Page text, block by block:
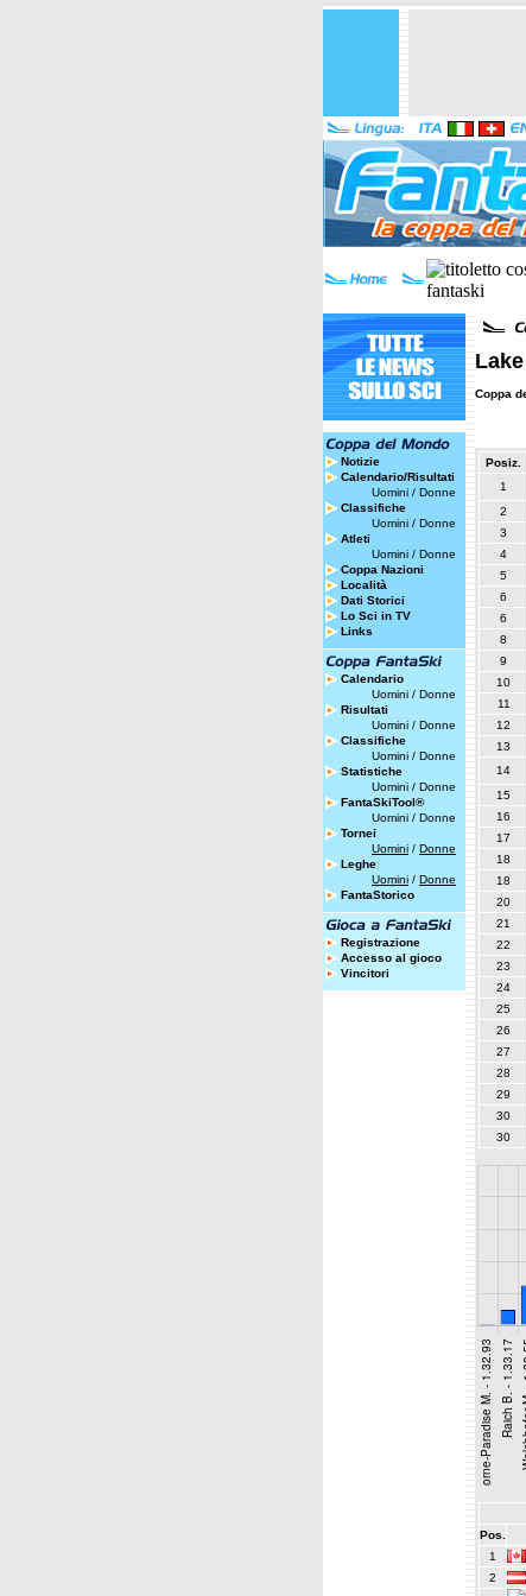
Notizie
Calendario/Risultati
Uomini / Donne
Classifiche
Uomini / Donne
Atleti
Uomini / Donne
Coppa Nazioni
Località
Dati Storici
Lo Sci in TV
Links
Calendario
Uomini / Donne
Risultati
Uomini / Donne
Classifiche
Uomini / Donne
Statistiche
Uomini / Donne
FantaSkiTool®
Uomini / Donne
Tornei
Uomini / Donne
Leghe
Uomini / Donne
FantaStorico
Registrazione
Accesso al gioco
Vincitori
Coppa
Posiz.
1
2
3
4
5
6
6
8
9
10
11
12
13
14
15
16
17
18
18
20
21
22
23
24
25
26
27
28
29
30
30
Pos.
1
2